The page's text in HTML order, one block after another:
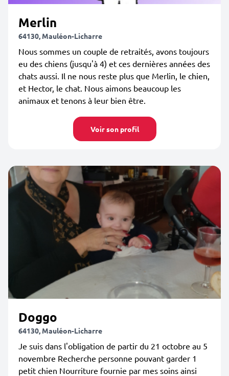
Merlin
64130, Mauléon-Licharre
Nous sommes un couple de retraités, avons toujours
eu des chiens (jusqu'à 4) et ces dernières années des
chats aussi. Il ne nous reste plus que Merlin, le chien,
et Hector, le chat. Nous aimons beaucoup les
animaux et tenons à leur bien être.
Voir son profil
Doggo
64130, Mauléon-Licharre
Je suis dans l'obligation de partir du 21 octobre au 5
novembre Recherche personne pouvant garder 1
petit chien Nourriture fournie par mes soins ainsi